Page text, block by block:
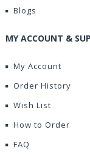
Blogs
MY ACCOUNT &
My Account
Order History
Wish List
How to Order
FAQ